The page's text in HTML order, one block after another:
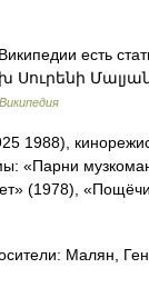
есть
Սուրենի
Википедия
1988),
«Парни
(1978),
Малян,